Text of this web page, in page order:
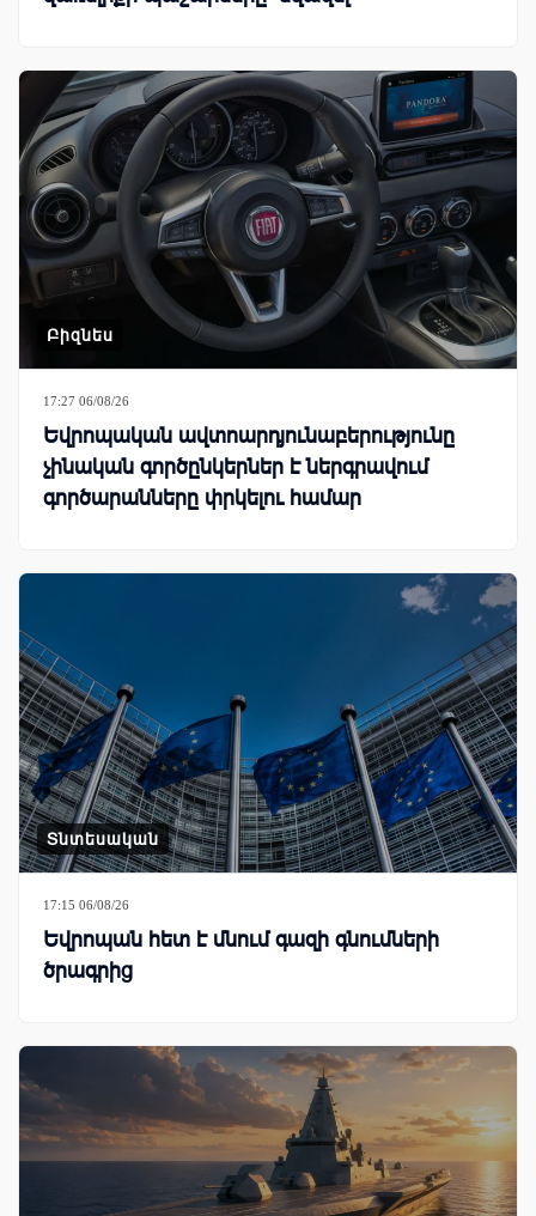
Բիզնես
17:27 06/08/26
Եվրոպական ավտոարդյունաբերությունը
չինական գործընկերներ է ներգրավում
գործարանները փրկելու համար
Տնտեսական
17:15 06/08/26
Եվրոպան հետ է մնում գազի գնումների
ծրագրից